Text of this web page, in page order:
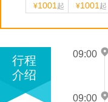
¥1001起 ¥1001起
行程
介绍
09:00
09:00